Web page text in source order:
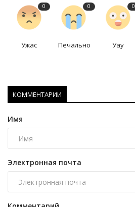
0
Ужас
0
Печально
0
Уау
КОММЕНТАРИИ
Имя
Электронная почта